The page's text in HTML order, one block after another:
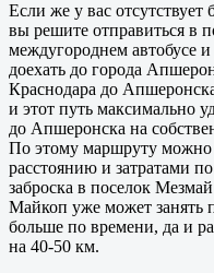
Если же у вас
вы решите отправиться в
междугороднем автобусе
доехать до города
Краснодара до
и этот путь максимально
до Апшеронска на
По этому маршруту
расстоянию и затратами
заброска в поселок
Майкоп уже может занять
больше по времени, да и
на 40-50 км.